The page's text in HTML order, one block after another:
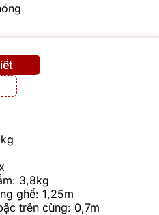
3,8kg
ghế: 1,25m
trên cùng: 0,7m